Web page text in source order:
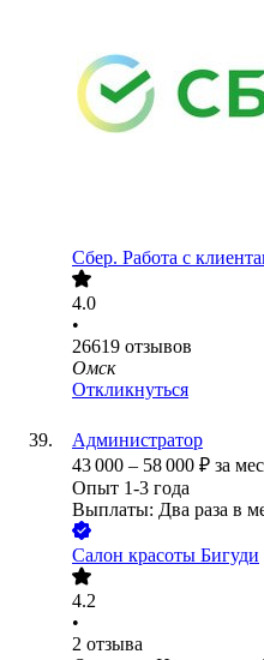
Сбер. Работа с
4.0
•
26619 отзывов
Омск
Откликнуться
Администратор
43 000 – 58 000 ₽ за
Опыт 1-3 года
Выплаты: Два раза в
Салон красоты Бигуди
4.2
•
2 отзыва